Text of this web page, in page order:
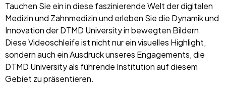
Tauchen Sie ein in diese faszinierende Welt der digitalen
Medizin und Zahnmedizin und erleben Sie die Dynamik und
Innovation der DTMD University in bewegten Bildern.
Diese Videoschleife ist nicht nur ein visuelles Highlight,
sondern auch ein Ausdruck unseres Engagements, die
DTMD University als führende Institution auf diesem
Gebiet zu präsentieren.